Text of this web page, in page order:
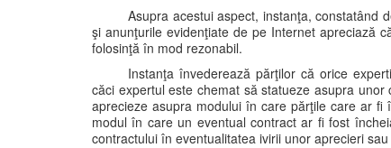
Asupra acestui aspect, instanţa, constatând
şi anunţurile evidenţiate de pe Internet apreciază
folosinţă în mod rezonabil.
Instanţa învederează părţilor că orice
căci expertul este chemat să statueze asupra
aprecieze asupra modului în care părţile care ar
modul în care un eventual contract ar fi fost
contractului în eventualitatea ivirii unor aprecieri